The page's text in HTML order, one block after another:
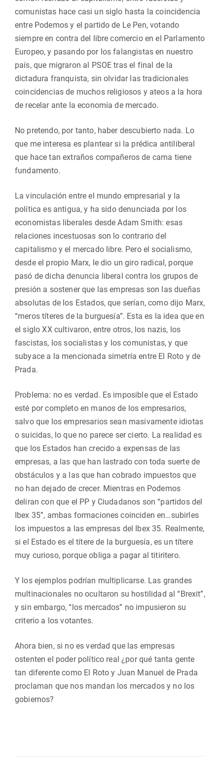
comunistas hace casi un siglo hasta la coincidencia
entre Podemos y el partido de Le Pen, votando
siempre en contra del libre comercio en el Parlamento
Europeo, y pasando por los falangistas en nuestro
país, que migraron al PSOE tras el final de la
dictadura franquista, sin olvidar las tradicionales
coincidencias de muchos religiosos y ateos a la hora
de recelar ante la economía de mercado.
No pretendo, por tanto, haber descubierto nada. Lo
que me interesa es plantear si la prédica antiliberal
que hace tan extraños compañeros de cama tiene
fundamento.
La vinculación entre el mundo empresarial y la
política es antigua, y ha sido denunciada por los
economistas liberales desde Adam Smith: esas
relaciones incestuosas son lo contrario del
capitalismo y el mercado libre. Pero el socialismo,
desde el propio Marx, le dio un giro radical, porque
pasó de dicha denuncia liberal contra los grupos de
presión a sostener que las empresas son las dueñas
absolutas de los Estados, que serían, como dijo Marx,
“meros títeres de la burguesía”. Esta es la idea que en
el siglo XX cultivaron, entre otros, los nazis, los
fascistas, los socialistas y los comunistas, y que
subyace a la mencionada simetría entre El Roto y de
Prada.
Problema: no es verdad. Es imposible que el Estado
esté por completo en manos de los empresarios,
salvo que los empresarios sean masivamente idiotas
o suicidas, lo que no parece ser cierto. La realidad es
que los Estados han crecido a expensas de las
empresas, a las que han lastrado con toda suerte de
obstáculos y a las que han cobrado impuestos que
no han dejado de crecer. Mientras en Podemos
deliran con que el PP y Ciudadanos son “partidos del
Ibex 35”, ambas formaciones coinciden en…subirles
los impuestos a las empresas del Ibex 35. Realmente,
si el Estado es el títere de la burguesía, es un títere
muy curioso, porque obliga a pagar al titiritero.
Y los ejemplos podrían multiplicarse. Las grandes
multinacionales no ocultaron su hostilidad al “Brexit”,
y sin embargo, “los mercados” no impusieron su
criterio a los votantes.
Ahora bien, si no es verdad que las empresas
ostenten el poder político real ¿por qué tanta gente
tan diferente como El Roto y Juan Manuel de Prada
proclaman que nos mandan los mercados y no los
gobiernos?